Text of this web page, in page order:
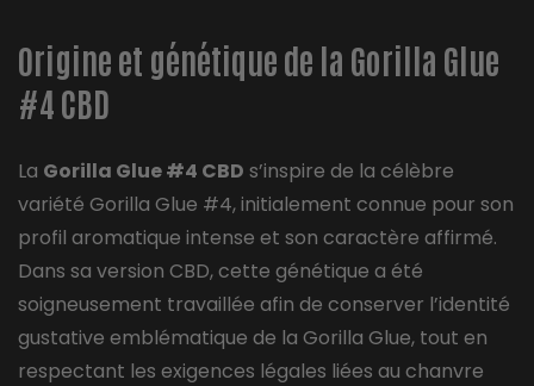
Origine et génétique de la Gorilla Glue
#4 CBD
La Gorilla Glue #4 CBD s’inspire de la célèbre
variété Gorilla Glue #4, initialement connue pour son
profil aromatique intense et son caractère affirmé.
Dans sa version CBD, cette génétique a été
soigneusement travaillée afin de conserver l’identité
gustative emblématique de la Gorilla Glue, tout en
respectant les exigences légales liées au chanvre